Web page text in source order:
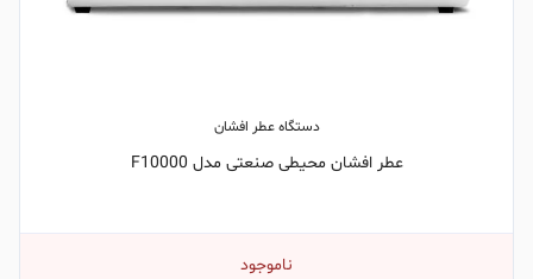
دستگاه عطر افشان
عطر افشان محیطی صنعتی مدل F10000
ناموجود